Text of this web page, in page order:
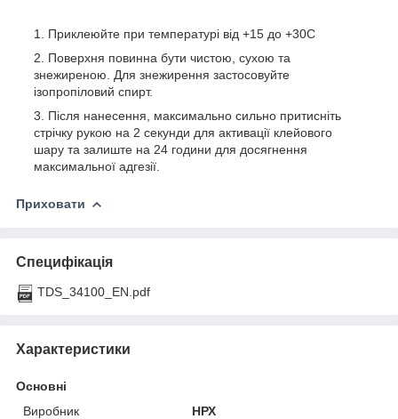
Приклеюйте при температурі від +15 до +30С
Поверхня повинна бути чистою, сухою та
знежиреною. Для знежирення застосовуйте
ізопропіловий спирт.
Після нанесення, максимально сильно притисніть
стрічку рукою на 2 секунди для активації клейового
шару та залиште на 24 години для досягнення
максимальної адгезії.
Приховати
Специфікація
TDS_34100_EN.pdf
Характеристики
Основні
Виробник
НРХ